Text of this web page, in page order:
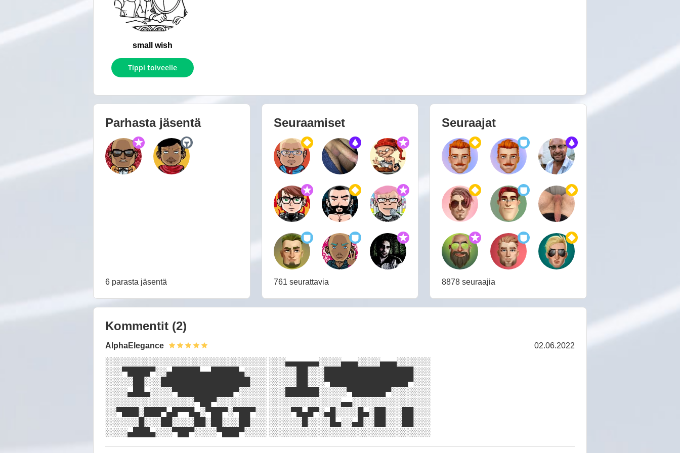
small wish
Tippi toiveelle
Parhasta jäsentä
6 parasta jäsentä
Seuraamiset
761 seurattavia
Seuraajat
8878 seuraajia
Kommentit (2)
AlphaElegance
02.06.2022
░░░░░░░░░░░░░░░░░░░░░░░░░░░░░ ░░░▄▄▄▄▄▄░░░░▄▄▄░░░░▄▄▄░░░░░░
░░░▀████▀░░▄█████▄▄█████▄░░░░ ░░░░░██░░░████████████████░░░
░░░░░██░░░████████████████░░░ ░░░░░██░░░▀██████████████▀░░░
░░░░▄██▄░░░░▀██████████▀░░░░░ ░░░██████░░░░░▀██████▀░░░░░░░
░░░░░░░░░░░░░░░░▀██▀░░░░░░░░░ ░░░░░░░░░░░░░▄▄░░░░░░░░░░░░░░
░░▀███░███▀▄█▀▀█▄░▀██▀░▀██▀░░ ░░░░▀█▄█▀░▄█░░░░█▄░██░░░██░░░
░░░░░░█░░░██░░░░██░██░░░██░░░ ░░░░░░█░░░░█▄░░▄█░░██░░░██░░░
░░░░▄███▄░░░▀██▀░░░░▀███▀░░░░ ░░░░░░░░░░░░░░░░░░░░░░░░░░░░░